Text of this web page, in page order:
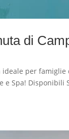
di
ideale per
Spa!